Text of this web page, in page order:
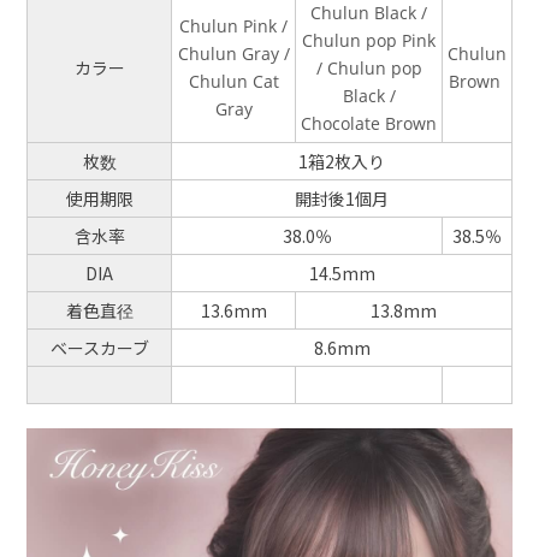
カラー
Chulun Pink /
Chulun Gray /
Chulun Cat
Gray
Chulun Black /
Chulun pop Pink
/ Chulun pop
Black /
Chocolate Brown
Chulun
Brown
枚数
1箱2枚入り
使用期限
開封後1個月
含水率
38.0％
38.5％
DIA
14.5mm
着色直径
13.6mm
13.8mm
ベースカーブ
8.6mm